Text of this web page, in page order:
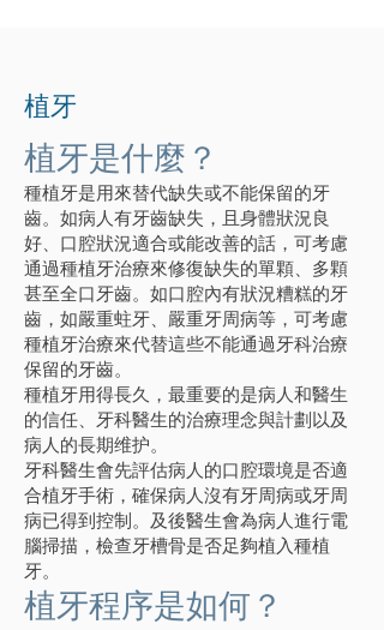
植牙
植牙是什麼？
種植牙是用來替代缺失或不能保留的牙
齒。如病人有牙齒缺失，且身體狀況良
好、口腔狀況適合或能改善的話，可考慮
通過種植牙治療來修復缺失的單顆、多顆
甚至全口牙齒。如口腔內有狀況糟糕的牙
齒，如嚴重蛀牙、嚴重牙周病等，可考慮
種植牙治療來代替這些不能通過牙科治療
保留的牙齒。
種植牙用得長久，最重要的是病人和醫生
的信任、牙科醫生的治療理念與計劃以及
病人的長期维护。
牙科醫生會先評估病人的口腔環境是否適
合植牙手術，確保病人沒有牙周病或牙周
病已得到控制。及後醫生會為病人進行電
腦掃描，檢查牙槽骨是否足夠植入種植
牙。
植牙程序是如何？